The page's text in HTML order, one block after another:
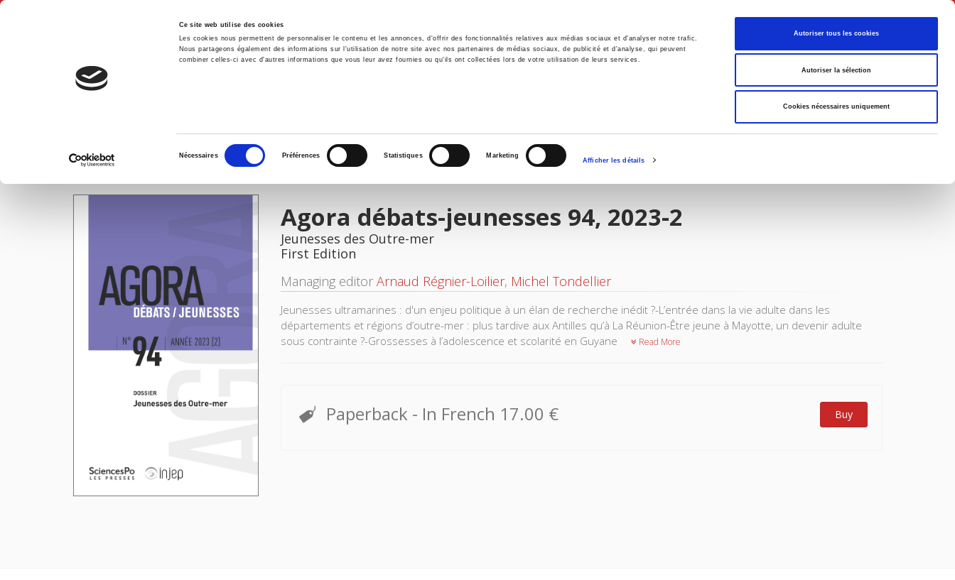
Ce site web utilise des cookies
Les cookies nous permettent de personnaliser le contenu et les annonces, d'offrir des fonctionnalités relatives aux médias sociaux et d'analyser notre trafic.
Nous partageons également des informations sur l'utilisation de notre site avec nos partenaires de médias sociaux, de publicité et d'analyse, qui peuvent
combiner celles-ci avec d'autres informations que vous leur avez fournies ou qu'ils ont collectées lors de votre utilisation de leurs services.
consentement
Nécessaires Préférences Statistiques Marketing
Afficher les détails
Autoriser tous les cookies
Autoriser la sélection
Cookies nécessaires uniquement
English
Home Environment History International Politics
IMAGES
Agora débats-jeunesses 94, 2023-2
Jeunesses des Outre-mer
First Edition
Managing editor Arnaud Régnier-Loilier, Michel Tondellier
Jeunesses ultramarines : d'un enjeu politique à un élan de recherche inédit ?-L’entrée dans la vie adulte dans les
départements et régions d’outre-mer : plus tardive aux Antilles qu’à La Réunion-Être jeune à Mayotte, un devenir adulte
sous contrainte ?-Grossesses à l’adolescence et scolarité en Guyane
Read More
Paperback - In French 17.00 € Buy